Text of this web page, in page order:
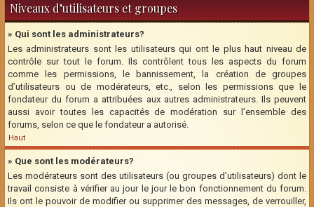
Niveaux d’utilisateurs et groupes
» Qui sont les administrateurs?
Les administrateurs sont les utilisateurs qui ont le plus haut niveau de
contrôle sur tout le forum. Ils contrôlent tous les aspects du forum
comme les permissions, le bannissement, la création de groupes
d’utilisateurs ou de modérateurs, etc., selon les permissions que le
fondateur du forum a attribuées aux autres administrateurs. Ils peuvent
aussi avoir toutes les capacités de modération sur l’ensemble des
forums, selon ce que le fondateur a autorisé.
Haut
» Que sont les modérateurs?
Les modérateurs sont des utilisateurs (ou groupes d’utilisateurs) dont le
travail consiste à vérifier au jour le jour le bon fonctionnement du forum.
Ils ont le pouvoir de modifier ou supprimer des messages, de verrouiller,